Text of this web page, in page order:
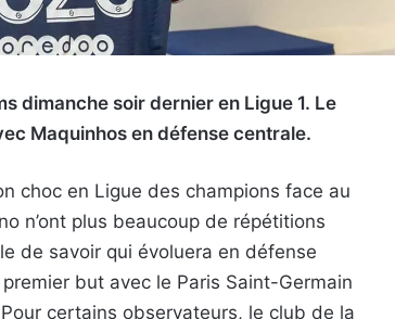
dimanche soir dernier en Ligue 1. Le
Maquinhos en défense centrale.
choc en Ligue des champions face au
n’ont plus beaucoup de répétitions
de savoir qui évoluera en défense
but avec le Paris Saint-Germain
certains observateurs, le club de la